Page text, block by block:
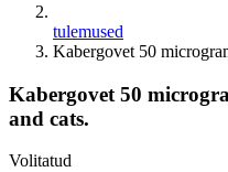
tulemused
Kabergovet 50
Kabergovet 50
and cats.
Volitatud